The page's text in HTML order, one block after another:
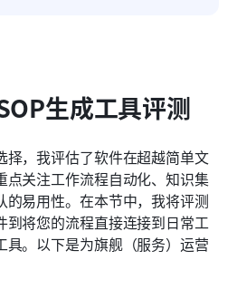
生成工具评测
择，我评估了软件在超越简单文
点关注工作流程自动化、知识集
的易用性。在本节中，我将评测
到将您的流程直接连接到日常工
具。以下是为旗舰（服务）运营